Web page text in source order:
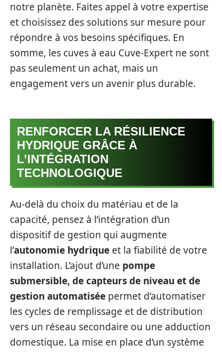
notre planète. Faites appel à votre expertise
et choisissez des solutions sur mesure pour
répondre à vos besoins spécifiques. En
somme, les cuves à eau Cuve-Expert ne sont
pas seulement un achat, mais un
engagement vers un avenir plus durable.
RENFORCER LA RÉSILIENCE
HYDRIQUE GRÂCE À
L’INTÉGRATION
TECHNOLOGIQUE
Au-delà du choix du matériau et de la
capacité, pensez à l’intégration d’un
dispositif de gestion qui augmente
l’autonomie hydrique et la fiabilité de votre
installation. L’ajout d’une pompe
submersible, de capteurs de niveau et de
gestion automatisée permet d’automatiser
les cycles de remplissage et de distribution
vers un réseau secondaire ou une adduction
domestique. La mise en place d’un système